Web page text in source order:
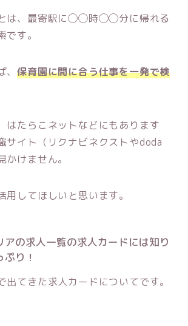
とは、最寄駅に◯◯時◯◯分に帰れる
す。
、保育園に間に合う仕事を一発で検
はたらこネットなどにもあります
サイト（リクナビネクストやdoda
けません。
用してほしいと思います。
アの求人一覧の求人カードには知り
り！
出てきた求人カードについてです。